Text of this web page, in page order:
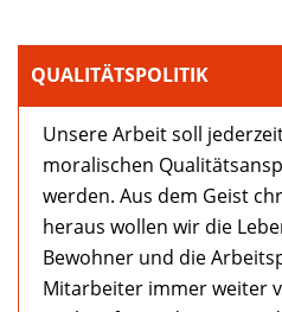
QUALITÄTSPOLITIK
Unsere Arbeit soll
moralischen
werden. Aus dem Geist
heraus wollen wir die
Bewohner und die
Mitarbeiter immer weiter